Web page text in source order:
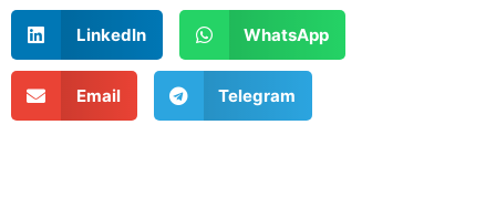
LinkedIn WhatsApp
Email Telegram